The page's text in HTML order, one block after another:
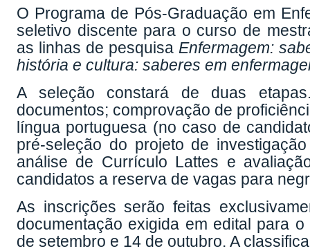
O Programa de Pós-Graduação em
seletivo discente para o curso de
as linhas de pesquisaEnfermagem:
história e cultura: saberes em
A seleção constará de duas
documentos; comprovação de
língua portuguesa (no caso de
pré-seleção do projeto de
análise de Currículo Lattes e
candidatos a reserva de vagas para
As inscrições serão feitas
documentação exigida em edital para
de setembro e 14 de outubro. A